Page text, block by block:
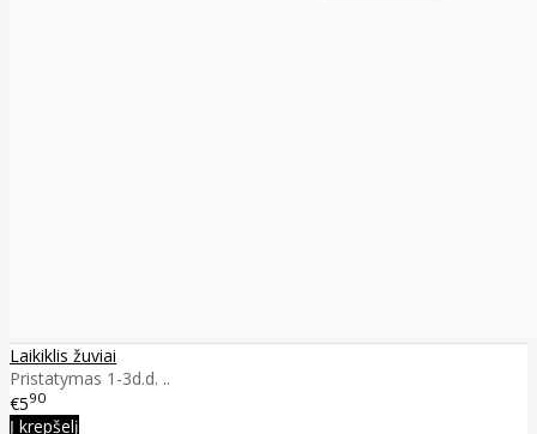
Laikiklis žuviai
Pristatymas 1-3d.d. ..
€590
Į krepšelį